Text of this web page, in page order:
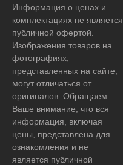
Информация о ценах и
комплектациях не является
публичной офертой.
Изображения товаров на
фотографиях,
представленных на сайте,
могут отличаться от
оригиналов. Обращаем
Ваше внимание, что вся
информация, включая
цены, представлена для
ознакомления и не
является публичной